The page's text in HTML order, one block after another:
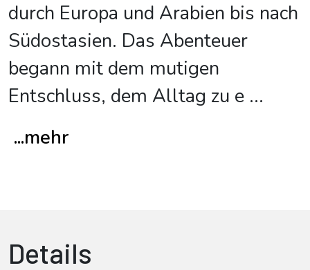
durch Europa und Arabien bis nach
Südostasien. Das Abenteuer
begann mit dem mutigen
Entschluss, dem Alltag zu e ...
...mehr
Details